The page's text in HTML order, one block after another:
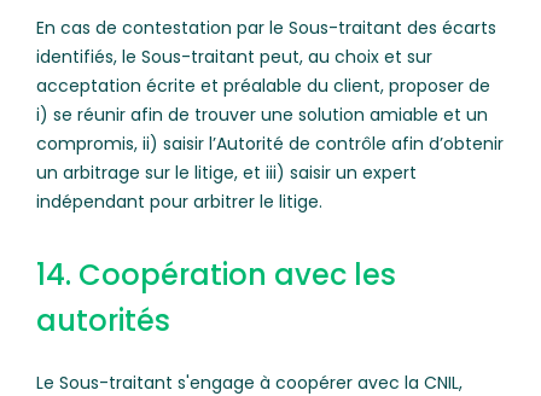
En cas de contestation par le Sous-traitant des écarts
identifiés, le Sous-traitant peut, au choix et sur
acceptation écrite et préalable du client, proposer de
i) se réunir afin de trouver une solution amiable et un
compromis, ii) saisir l’Autorité de contrôle afin d’obtenir
un arbitrage sur le litige, et iii) saisir un expert
indépendant pour arbitrer le litige.
14. Coopération avec les
autorités
Le Sous-traitant s'engage à coopérer avec la CNIL,